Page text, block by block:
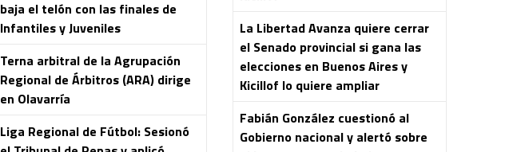
baja el telón con las finales de
Infantiles y Juveniles
Terna arbitral de la Agrupación
Regional de Árbitros (ARA) dirige
en Olavarría
Liga Regional de Fútbol: Sesionó
La Libertad Avanza quiere cerrar
el Senado provincial si gana las
elecciones en Buenos Aires y
Kicillof lo quiere ampliar
Fabián González cuestionó al
Gobierno nacional y alertó sobre